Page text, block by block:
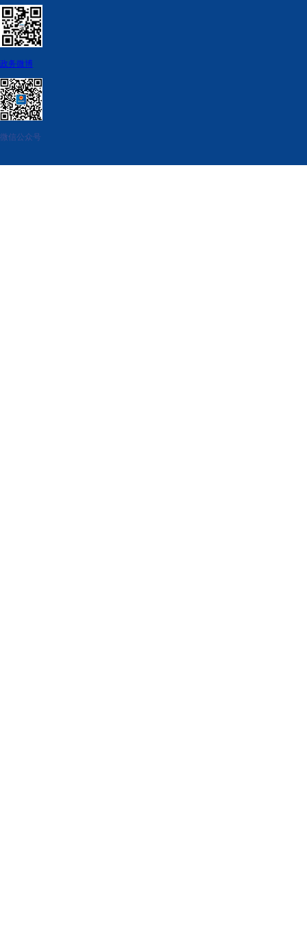
政务微博
微信公众号